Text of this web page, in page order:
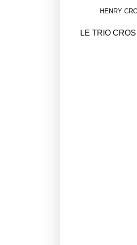
HENRY CROS,
LE TRIO